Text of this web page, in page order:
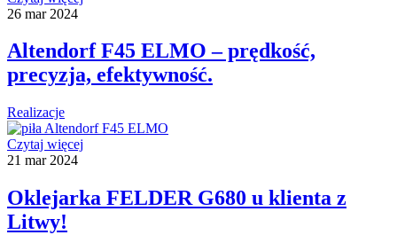
26 mar 2024
Altendorf F45 ELMO – prędkość,
precyzja, efektywność.
Realizacje
Czytaj więcej
21 mar 2024
Oklejarka FELDER G680 u klienta z
Litwy!